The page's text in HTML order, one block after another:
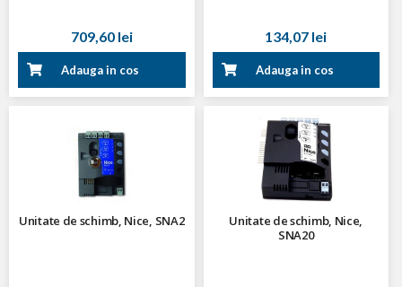
709,60 lei
Adauga in cos
134,07 lei
Adauga in cos
Unitate de schimb, Nice, SNA2
Unitate de schimb, Nice,
SNA20